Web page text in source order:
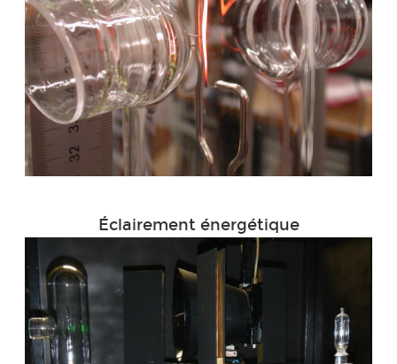
Éclairement énergétique